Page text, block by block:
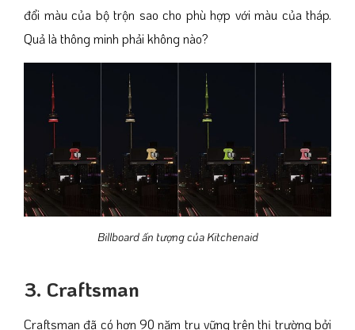
đổi màu của bộ trộn sao cho phù hợp với màu của tháp.
Quả là thông minh phải không nào?
Billboard ấn tượng của Kitchenaid
3. Craftsman
Craftsman đã có hơn 90 năm trụ vững trên thị trường bởi